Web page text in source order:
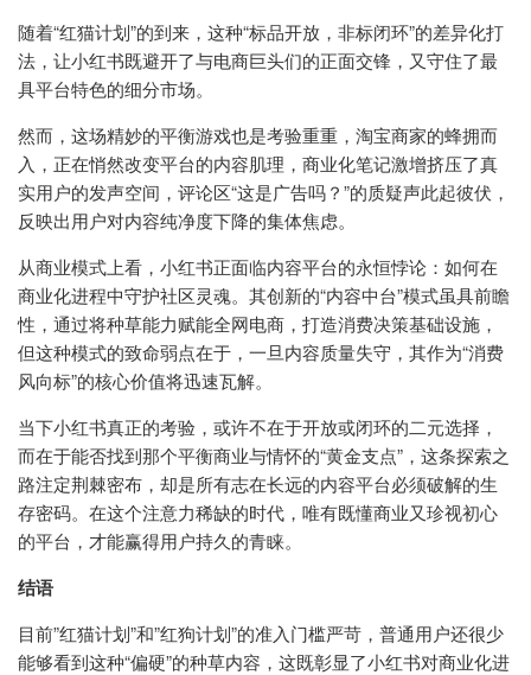
随着“红猫计划”的到来，这种“标品开放，非标闭环”的差异化打
法，让小红书既避开了与电商巨头们的正面交锋，又守住了最
具平台特色的细分市场。
然而，这场精妙的平衡游戏也是考验重重，淘宝商家的蜂拥而
入，正在悄然改变平台的内容肌理，商业化笔记激增挤压了真
实用户的发声空间，评论区“这是广告吗？”的质疑声此起彼伏，
反映出用户对内容纯净度下降的集体焦虑。
从商业模式上看，小红书正面临内容平台的永恒悖论：如何在
商业化进程中守护社区灵魂。其创新的“内容中台”模式虽具前瞻
性，通过将种草能力赋能全网电商，打造消费决策基础设施，
但这种模式的致命弱点在于，一旦内容质量失守，其作为“消费
风向标”的核心价值将迅速瓦解。
当下小红书真正的考验，或许不在于开放或闭环的二元选择，
而在于能否找到那个平衡商业与情怀的“黄金支点”，这条探索之
路注定荆棘密布，却是所有志在长远的内容平台必须破解的生
存密码。在这个注意力稀缺的时代，唯有既懂商业又珍视初心
的平台，才能赢得用户持久的青睐。
结语
目前”红猫计划”和”红狗计划”的准入门槛严苛，普通用户还很少
能够看到这种“偏硬”的种草内容，这既彰显了小红书对商业化进